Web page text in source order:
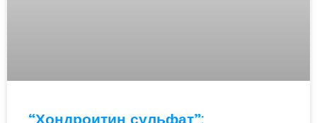
“Хондроитин сульфат”: